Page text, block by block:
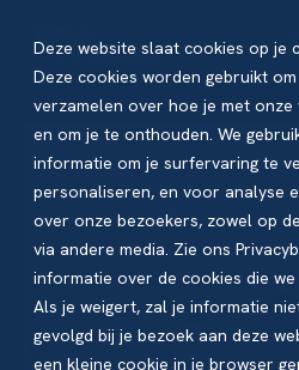
Deze website slaat cookies op je
Deze cookies worden gebruikt
verzamelen over hoe je met onze
en om je te onthouden. We
informatie om je surfervaring te
personaliseren, en voor analyse
over onze bezoekers, zowel op
via andere media. Zie ons
informatie over de cookies die we
Als je weigert, zal je informatie
gevolgd bij je bezoek aan deze
een kleine cookie in je browser